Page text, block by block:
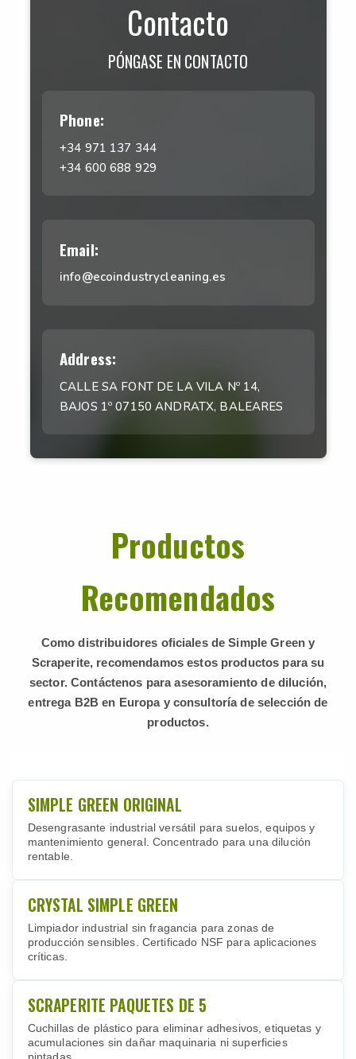
Contacto
PÓNGASE EN CONTACTO
Phone:
+34 971 137 344
+34 600 688 929
Email:
info@ecoindustrycleaning.es
Address:
CALLE SA FONT DE LA VILA Nº 14,
BAJOS 1º 07150 ANDRATX, BALEARES
Productos
Recomendados
Como distribuidores oficiales de Simple Green y
Scraperite, recomendamos estos productos para su
sector. Contáctenos para asesoramiento de dilución,
entrega B2B en Europa y consultoría de selección de
productos.
SIMPLE GREEN ORIGINAL
Desengrasante industrial versátil para suelos, equipos y
mantenimiento general. Concentrado para una dilución
rentable.
CRYSTAL SIMPLE GREEN
Limpiador industrial sin fragancia para zonas de
producción sensibles. Certificado NSF para aplicaciones
críticas.
SCRAPERITE PAQUETES DE 5
Cuchillas de plástico para eliminar adhesivos, etiquetas y
acumulaciones sin dañar maquinaria ni superficies